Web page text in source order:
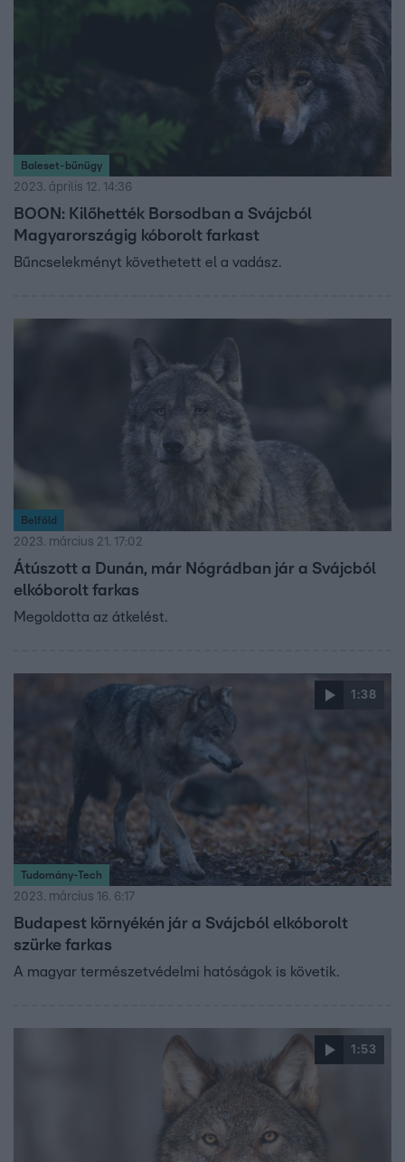
Baleset-bűnügy
2023. április 12. 14:36
BOON: Kilőhették Borsodban a Svájcból
Magyarországig kóborolt farkast
Bűncselekményt követhetett el a vadász.
Belföld
2023. március 21. 17:02
Átúszott a Dunán, már Nógrádban jár a Svájcból
elkóborolt farkas
Megoldotta az átkelést.
1:38
Tudomány-Tech
2023. március 16. 6:17
Budapest környékén jár a Svájcból elkóborolt
szürke farkas
A magyar természetvédelmi hatóságok is követik.
1:53